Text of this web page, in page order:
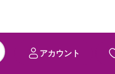
アカウント